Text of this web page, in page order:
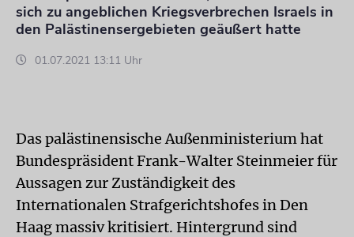
sich zu angeblichen Kriegsverbrechen Israels in
den Palästinensergebieten geäußert hatte
01.07.2021 13:11 Uhr
Das palästinensische Außenministerium hat
Bundespräsident Frank-Walter Steinmeier für
Aussagen zur Zuständigkeit des
Internationalen Strafgerichtshofes in Den
Haag massiv kritisiert. Hintergrund sind